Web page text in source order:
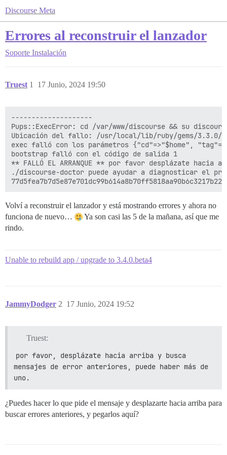
Discourse Meta
Errores al reconstruir el lanzador
Soporte Instalación
Truest 17 Junio, 2024 19:50
1
--------------------
Pups::ExecError: cd /var/www/discourse && su
Ubicación del fallo: /usr/local/lib/ruby/gems/3.3.0/
exec falló con los parámetros {"cd"=>"$home",
bootstrap falló con el código de salida 1
** FALLÓ EL ARRANQUE ** por favor desplázate
./discourse-doctor puede ayudar a diagnosticar el
Volví a reconstruir el lanzador y está mostrando errores y ahora no
funciona de nuevo…
Ya son casi las 5 de la mañana, así que me
rindo.
Unable to rebuild app / upgrade to 3.4.0.beta4
JammyDodger 17 Junio, 2024 19:52
2
Truest:
por favor, desplázate hacia arriba y busca
mensajes de error anteriores, puede haber más de
uno.
¿Puedes hacer lo que pide el mensaje y desplazarte hacia arriba para
buscar errores anteriores, y pegarlos aquí?